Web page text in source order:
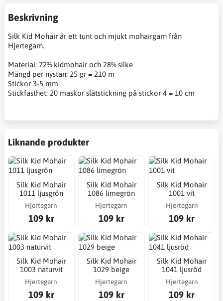
Beskrivning
Silk Kid Mohair är ett tunt och mjukt mohairgarn från
Hjertegarn.
Material: 72% kidmohair och 28% silke
Mängd per nystan: 25 gr = 210 m
Stickor 3-5 mm
Stickfasthet: 20 maskor slätstickning på stickor 4 = 10 cm
Liknande produkter
Silk Kid Mohair
1011 ljusgrön
Hjertegarn
109 kr
Silk Kid Mohair
1086 limegrön
Hjertegarn
109 kr
Silk Kid Mohair
1001 vit
Hjertegarn
109 kr
Silk Kid Mohair
1003 naturvit
Hjertegarn
109 kr
Silk Kid Mohair
1029 beige
Hjertegarn
109 kr
Silk Kid Mohair
1041 ljusröd
Hjertegarn
109 kr